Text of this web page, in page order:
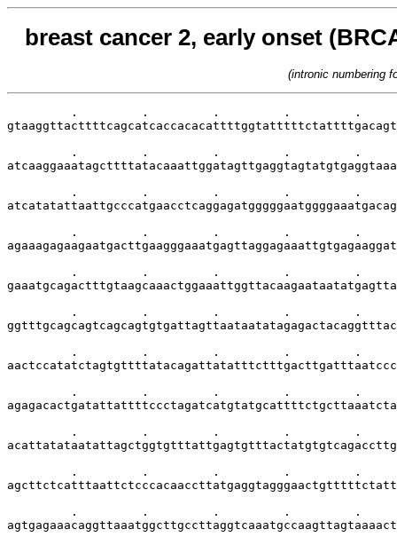
breast cancer 2, early onset
(intronic numbering
.         .         .         .         .
.         .         .         .         .
.         .         .         .         .
.         .         .         .         .
.         .         .         .         .
.         .         .         .         .
.         .         .         .         .
.         .         .         .         .
.         .         .         .         .
.         .         .         .         .
.         .         .         .         .